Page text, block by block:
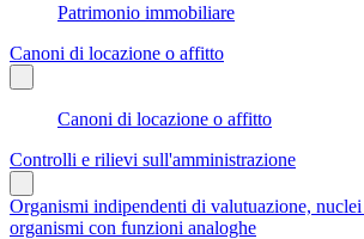
Patrimonio immobiliare
Canoni di locazione o affitto
Canoni di locazione o affitto
Controlli e rilievi sull'amministrazione
Organismi indipendenti di valutuazione,
organismi con funzioni analoghe